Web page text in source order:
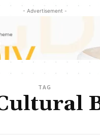
- Advertisement -
TAG